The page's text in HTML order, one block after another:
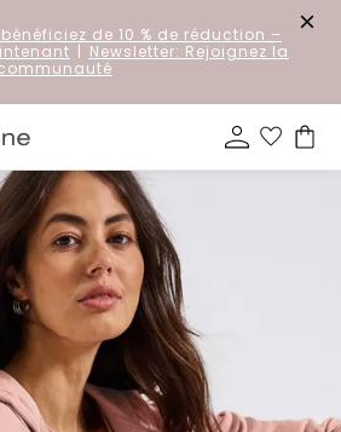
de 10 % de réduction –
| Newsletter: Rejoignez la